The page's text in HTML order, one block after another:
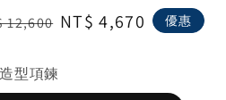
12,600 Sale
NT$ 4,670 優惠
型項鍊